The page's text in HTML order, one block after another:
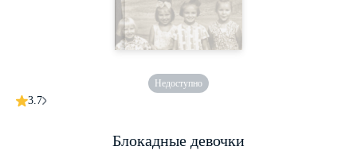
Недоступно
3.7
Блокадные девочки